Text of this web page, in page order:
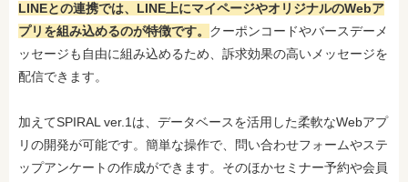
LINEとの連携では、LINE上にマイページやオリジナルのWebア
プリを組み込めるのが特徴です。 クーポンコードやバースデーメ
ッセージも自由に組み込めるため、訴求効果の高いメッセージを
配信できます。
加えてSPIRAL ver.1は、データベースを活用した柔軟なWebアプ
リの開発が可能です。簡単な操作で、問い合わせフォームやステ
ップアンケートの作成ができます。そのほかセミナー予約や会員